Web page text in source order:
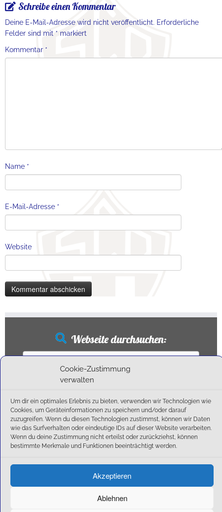
Cookie-Zustimmung
verwalten
Um dir ein optimales Erlebnis zu bieten, verwenden wir Technologien wie
Cookies, um Geräteinformationen zu speichern und/oder darauf
zuzugreifen. Wenn du diesen Technologien zustimmst, können wir Daten
wie das Surfverhalten oder eindeutige IDs auf dieser Website verarbeiten.
Wenn du deine Zustimmung nicht erteilst oder zurückziehst, können
bestimmte Merkmale und Funktionen beeinträchtigt werden.
Akzeptieren
Ablehnen
Schreibe einen Kommentar
Deine E-Mail-Adresse wird nicht veröffentlicht. Erforderliche
Felder sind mit * markiert
Kommentar *
Name *
E-Mail-Adresse *
Website
Webseite durchsuchen:
Suchen
Neueste Beiträge
Ballschule erweitert!
6:1-Triumph im Heimfinale: Der SC Olching schießt sich zurück in die Landesliga!
Außensaison 2025
Start am 01. September!